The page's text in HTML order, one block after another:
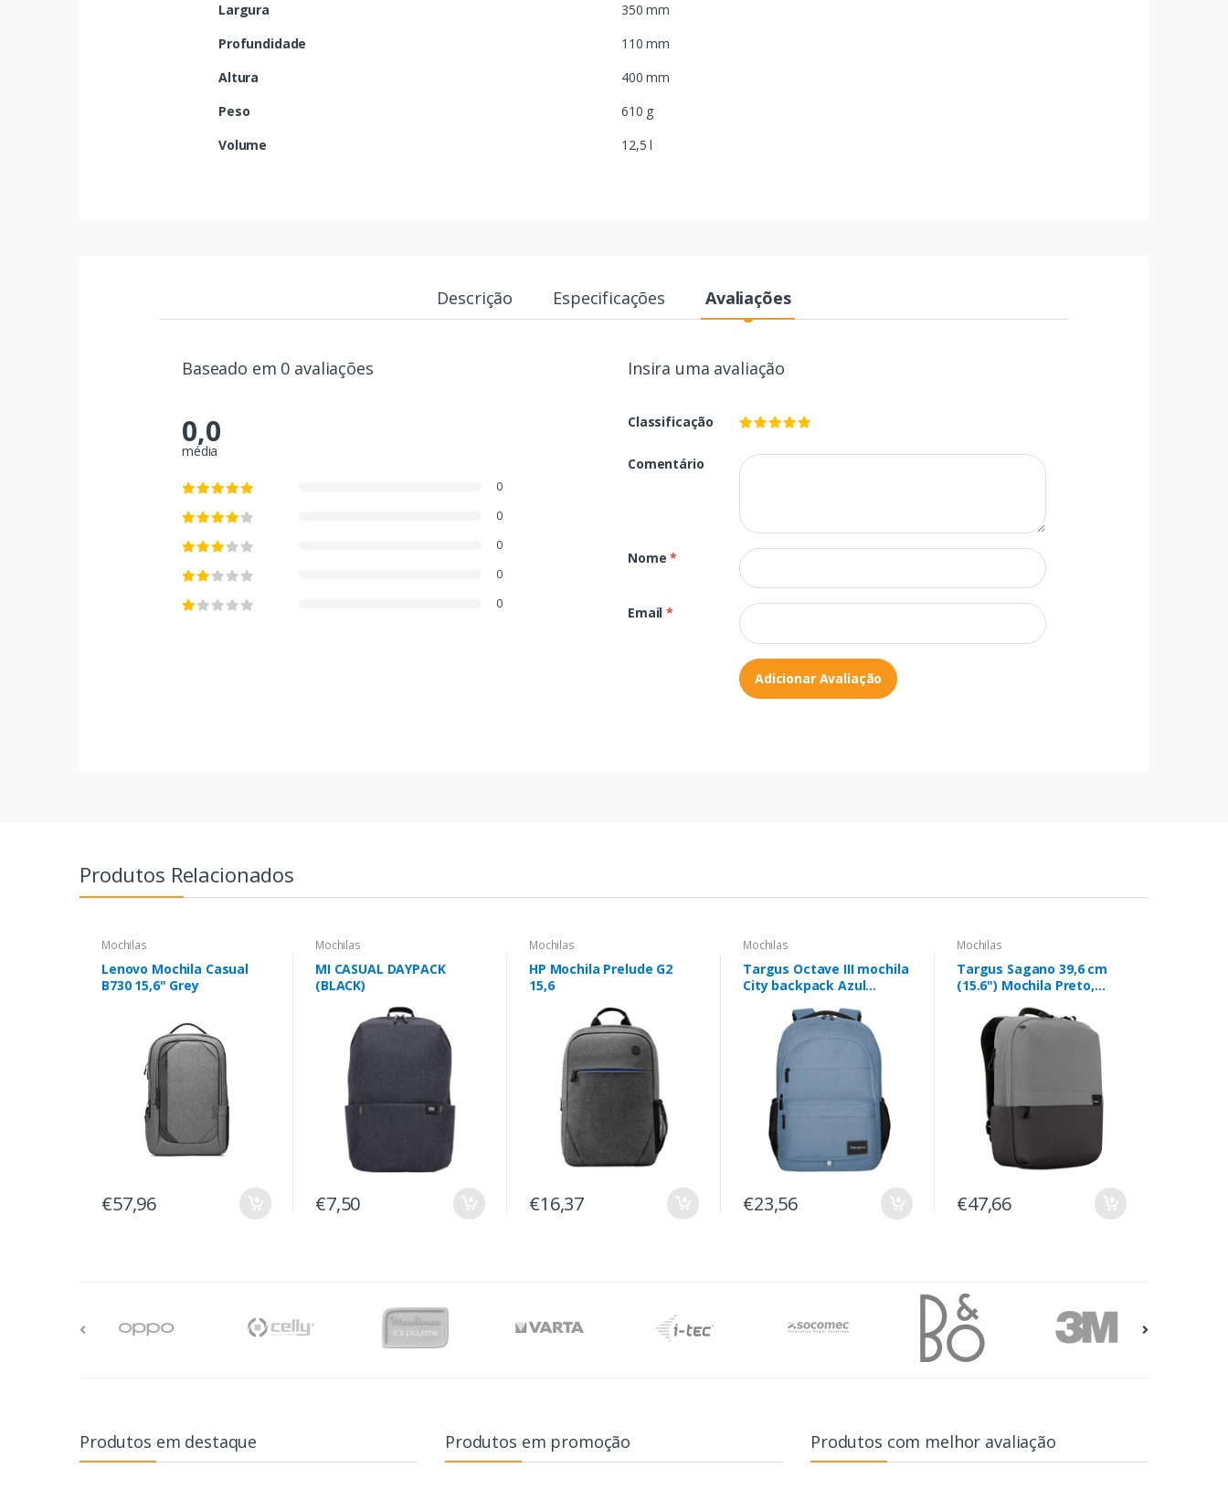
Largura
350 mm
Profundidade
110 mm
Altura
400 mm
Peso
610 g
Volume
12,5 l
Descrição Especificações Avaliações
Baseado em 0 avaliações
0,0
média
0
0
0
0
0
Insira uma avaliação
Classificação
Comentário
Nome*
Email*
Adicionar Avaliação
Produtos Relacionados
Mochilas
Lenovo Mochila Casual
B730 15,6" Grey
€57,96
Mochilas
MI CASUAL DAYPACK
(BLACK)
€7,50
Mochilas
HP Mochila Prelude G2
15,6
€16,37
Mochilas
Targus Octave III mochila
City backpack Azul
€23,56
Mochilas
Targus Sagano 39,6 cm
(15.6") Mochila Preto,
€47,66
Produtos em destaque Produtos em promoção Produtos com melhor avaliação